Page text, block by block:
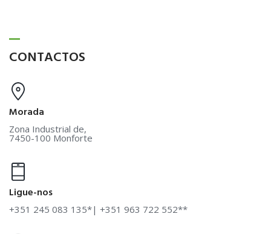
CONTACTOS
Morada
Zona Industrial de,
7450-100 Monforte
Ligue-nos
+351 245 083 135*| +351 963 722 552**